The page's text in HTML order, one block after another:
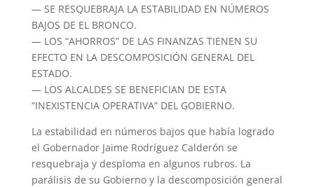
— SE RESQUEBRAJA LA ESTABILIDAD EN NÚMEROS
BAJOS DE EL BRONCO.
— LOS “AHORROS” DE LAS FINANZAS TIENEN SU
EFECTO EN LA DESCOMPOSICIÓN GENERAL DEL
ESTADO.
— LOS ALCALDES SE BENEFICIAN DE ESTA
“INEXISTENCIA OPERATIVA” DEL GOBIERNO.
La estabilidad en números bajos que había logrado
el Gobernador Jaime Rodríguez Calderón se
resquebraja y desploma en algunos rubros. La
parálisis de su Gobierno y la descomposición general